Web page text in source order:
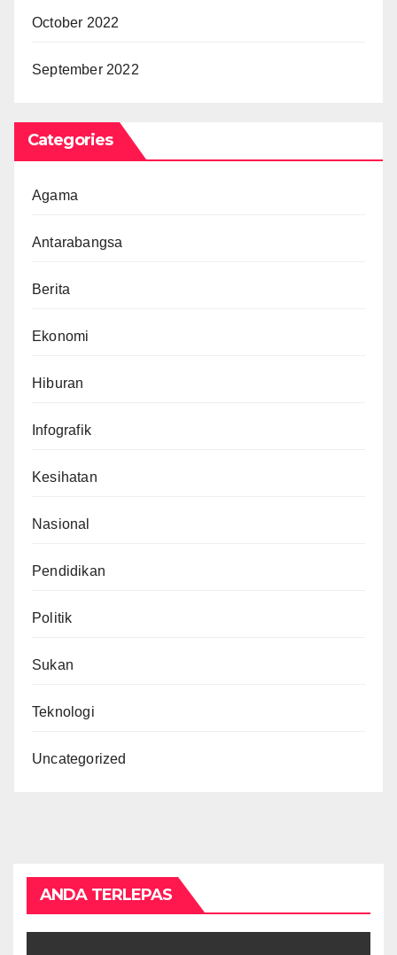
October 2022
September 2022
Categories
Agama
Antarabangsa
Berita
Ekonomi
Hiburan
Infografik
Kesihatan
Nasional
Pendidikan
Politik
Sukan
Teknologi
Uncategorized
ANDA TERLEPAS